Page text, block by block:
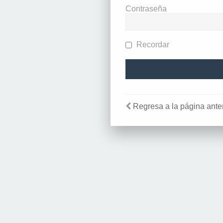
Contraseña
Recordar
Regresa a la página